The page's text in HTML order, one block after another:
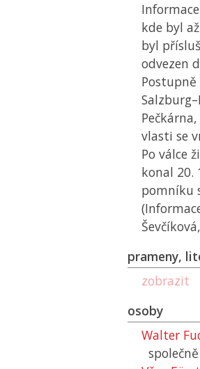
kde byl
byl
odvezen
vlasti se
Po válce
konal 20.
pomníku
prameny,
zobrazit
osoby
Walter